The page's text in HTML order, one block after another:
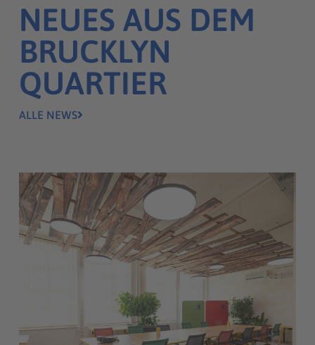
NEUES AUS DEM
BRUCKLYN
QUARTIER
ALLE NEWS